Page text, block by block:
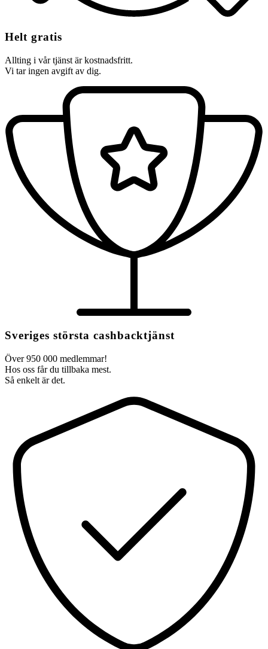
Helt gratis
Allting i vår tjänst är kostnadsfritt.
Vi tar ingen avgift av dig.
Sveriges största cashbacktjänst
Över 950 000 medlemmar!
Hos oss får du tillbaka mest.
Så enkelt är det.